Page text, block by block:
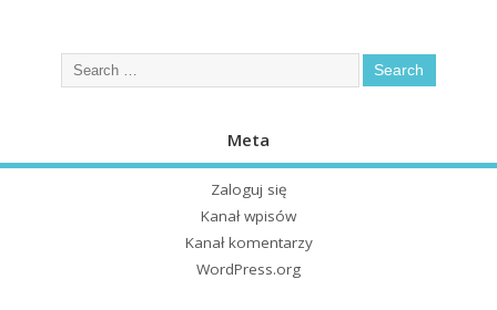
Meta
Zaloguj się
Kanał wpisów
Kanał komentarzy
WordPress.org